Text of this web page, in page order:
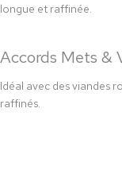
longue et raffinée.
Accords Mets &
Idéal avec des viandes
raffinés.